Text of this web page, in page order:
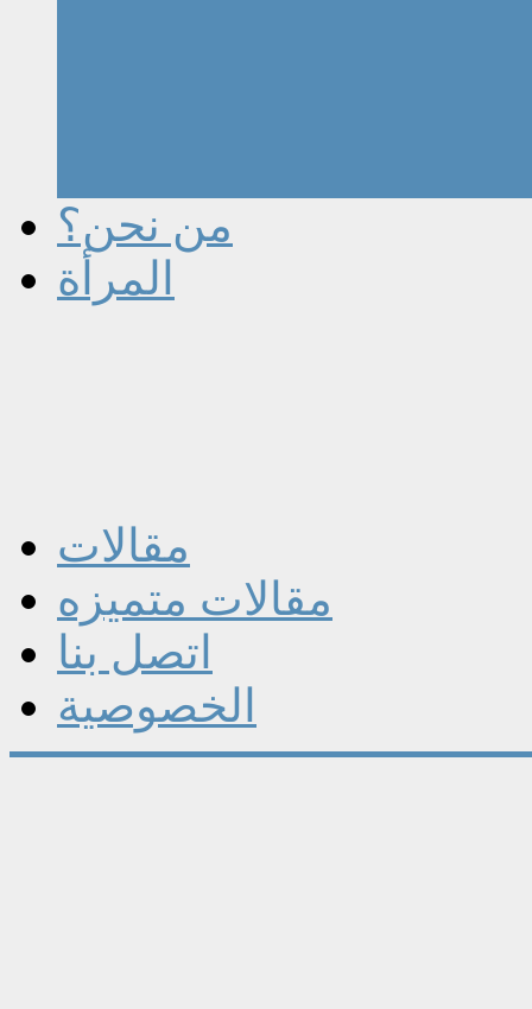
من نحن؟
المرأة
مقالات
مقالات متميزه
اتصل بنا
الخصوصية